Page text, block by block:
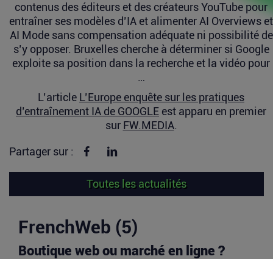
contenus des éditeurs et des créateurs YouTube pour
entraîner ses modèles d’IA et alimenter AI Overviews et
AI Mode sans compensation adéquate ni possibilité de
s’y opposer. Bruxelles cherche à déterminer si Google
exploite sa position dans la recherche et la vidéo pour
…
L’article L’Europe enquête sur les pratiques
d’entraînement IA de GOOGLE est apparu en premier
sur FW.MEDIA.
Partager sur : Partager sur Facebook
Toutes les actualités
FrenchWeb (5)
Boutique web ou marché en ligne ?